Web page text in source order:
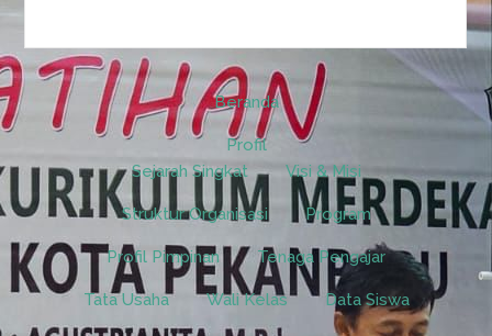
Beranda
Profil
Sejarah Singkat
Visi & Misi
Struktur Organisasi Program
Profil Pimpinan Tenaga Pengajar
Tata Usaha Wali Kelas Data Siswa